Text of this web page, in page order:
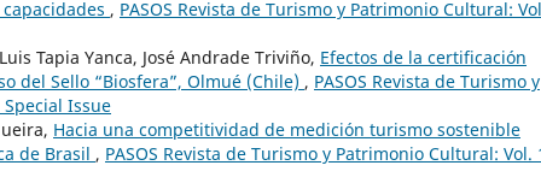
, PASOS Revista de Turismo y Patrimonio Cultural:
Tapia Yanca, José Andrade Triviño, Efectos de la certificación
del Sello “Biosfera”, Olmué (Chile) , PASOS Revista de Turismo y
Issue
Hacia una competitividad de medición turismo sostenible
de Brasil , PASOS Revista de Turismo y Patrimonio Cultural: Vol.